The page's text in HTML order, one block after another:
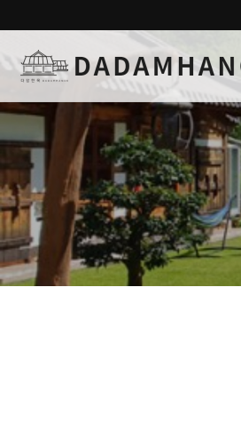
하위분류 하위분류 하위분류